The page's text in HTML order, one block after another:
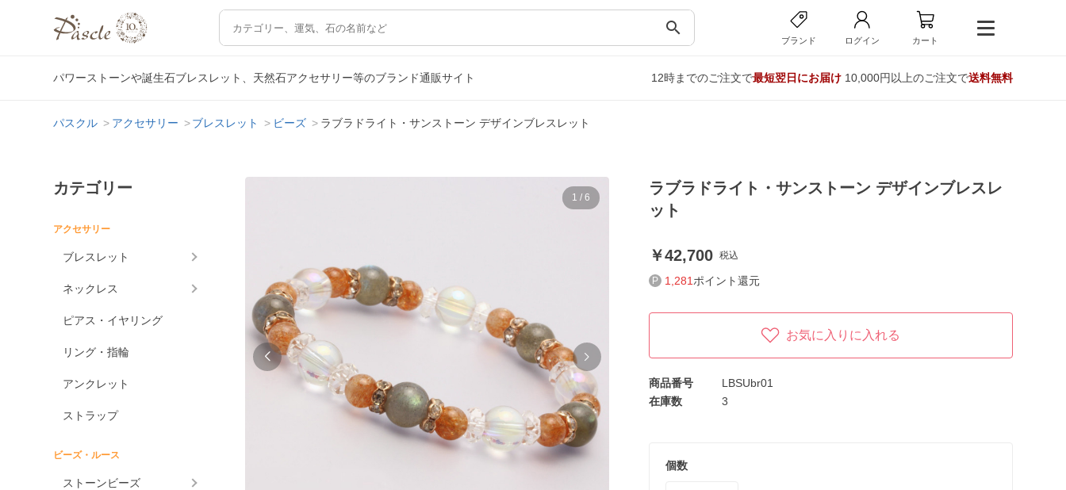
search
ブランド ログイン カート
パワーストーンや誕生石ブレスレット、天然石アクセサリー等のブランド通販サイト 12時までのご注文で最短翌日にお届け10,000円以上のご注文で送料無料
パスクル アクセサリー ブレスレット ビーズ ラブラドライト・サンストーン デザインブレスレット
カテゴリー
アクセサリー
ブレスレット
ネックレス
ピアス・イヤリング
リング・指輪
アンクレット
ストラップ
ビーズ・ルース
ストーンビーズ
1 / 6
ラブラドライト・サンストーン デザインブレスレ
ット
42,700 税込
1,281 ポイント還元
お気に入りに入れる
商品番号
LBSUbr01
在庫数
3
個数